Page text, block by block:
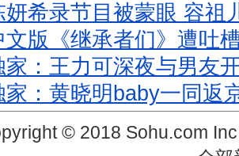
妍希录节目被蒙眼 容祖
文版《继承者们》遭吐
家：王力可深夜与男友
家：黄晓明baby一同返
© 2018 Sohu.com